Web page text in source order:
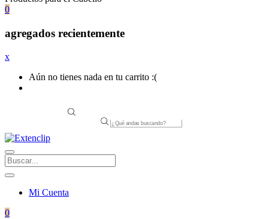
0
agregados recientemente
x
Aún no tienes nada en tu carrito :(
Products
search
Mi Cuenta
0